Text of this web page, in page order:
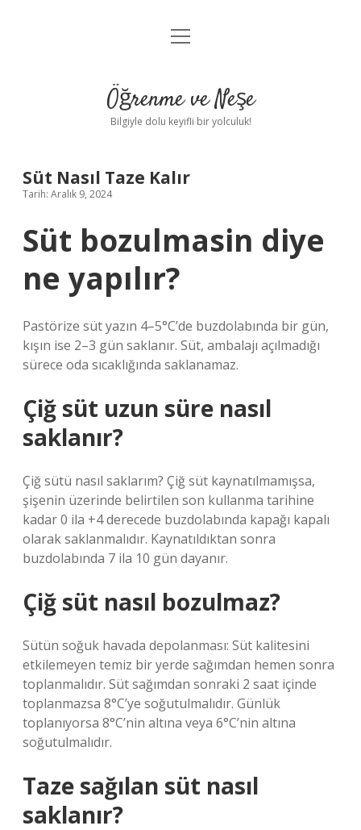
Anasayfa
Yasal Uyarı
menüyü
Öğrenme ve Neşe
Bilgiyle dolu keyifli bir yolculuk!
Süt Nasıl Taze Kalır
Tarih: Aralık 9, 2024
Süt bozulmasin diye
ne yapılır?
Pastörize süt yazın 4–5°C’de buzdolabında bir gün,
kışın ise 2–3 gün saklanır. Süt, ambalajı açılmadığı
sürece oda sıcaklığında saklanamaz.
Çiğ süt uzun süre nasıl
saklanır?
Çiğ sütü nasıl saklarım? Çiğ süt kaynatılmamışsa,
şişenin üzerinde belirtilen son kullanma tarihine
kadar 0 ila +4 derecede buzdolabında kapağı kapalı
olarak saklanmalıdır. Kaynatıldıktan sonra
buzdolabında 7 ila 10 gün dayanır.
Çiğ süt nasıl bozulmaz?
Sütün soğuk havada depolanması: Süt kalitesini
etkilemeyen temiz bir yerde sağımdan hemen sonra
toplanmalıdır. Süt sağımdan sonraki 2 saat içinde
toplanmazsa 8°C’ye soğutulmalıdır. Günlük
toplanıyorsa 8°C’nin altına veya 6°C’nin altına
soğutulmalıdır.
Taze sağılan süt nasıl
saklanır?